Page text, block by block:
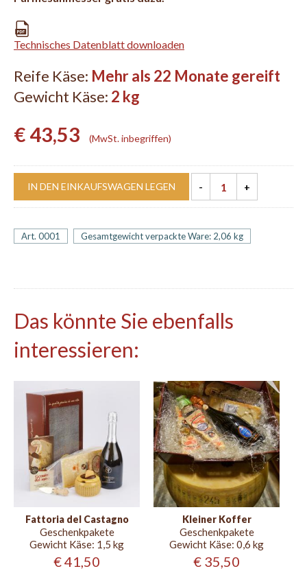
Technisches Datenblatt downloaden
Reife Käse: Mehr als 22 Monate gereift
Gewicht Käse: 2 kg
€ 43,53 MwSt. inbegriffen
IN DEN EINKAUFSWAGEN LEGEN
Art. 0001 Gesamtgewicht verpackte Ware: 2,06 kg
Das könnte Sie ebenfalls
interessieren:
Fattoria del Castagno
Geschenkpakete
Gewicht Käse: 1,5 kg
€ 41,50
Kleiner Koffer
Geschenkpakete
Gewicht Käse: 0,6 kg
€ 35,50